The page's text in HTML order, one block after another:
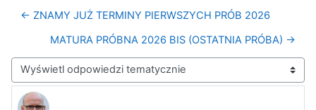
← ZNAMY JUŻ TERMINY PIERWSZYCH PRÓB 2026
MATURA PRÓBNA 2026 BIS (OSTATNIA PRÓBA) →
Sposób wyświetlania